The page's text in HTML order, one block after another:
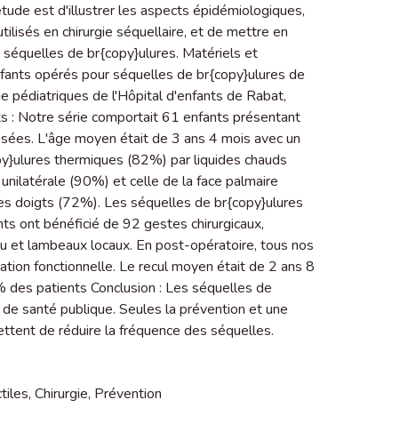
est d'illustrer les aspects épidémiologiques,
en chirurgie séquellaire, et de mettre en
de br{copy}ulures. Matériels et
opérés pour séquelles de br{copy}ulures de
pédiatriques de l'Hôpital d'enfants de Rabat,
Notre série comportait 61 enfants présentant
L'âge moyen était de 3 ans 4 mois avec un
thermiques (82%) par liquides chauds
(90%) et celle de la face palmaire
doigts (72%). Les séquelles de br{copy}ulures
ont bénéficié de 92 gestes chirurgicaux,
lambeaux locaux. En post-opératoire, tous nos
fonctionnelle. Le recul moyen était de 2 ans 8
patients Conclusion : Les séquelles de
santé publique. Seules la prévention et une
de réduire la fréquence des séquelles.
, Chirurgie, Prévention